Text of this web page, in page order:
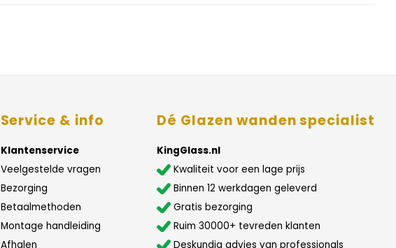
Service & info
Klantenservice
Veelgestelde vragen
Bezorging
Betaalmethoden
Montage handleiding
Afhalen
Dé Glazen wanden specialist
KingGlass.nl
Kwaliteit voor een lage prijs
Binnen 12 werkdagen geleverd
Gratis bezorging
Ruim 30000+ tevreden klanten
Deskundig advies van professionals